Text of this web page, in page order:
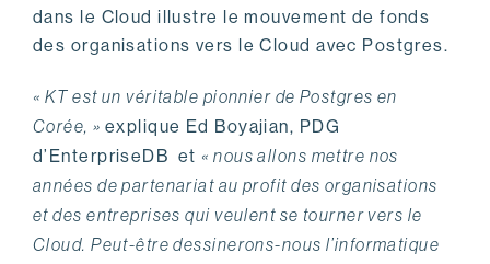
dans le Cloud illustre le mouvement de fonds
des organisations vers le Cloud avec Postgres.
« KT est un véritable pionnier de Postgres en
Corée, » explique Ed Boyajian, PDG
d’EnterpriseDB et « nous allons mettre nos
années de partenariat au profit des organisations
et des entreprises qui veulent se tourner vers le
Cloud. Peut-être dessinerons-nous l’informatique